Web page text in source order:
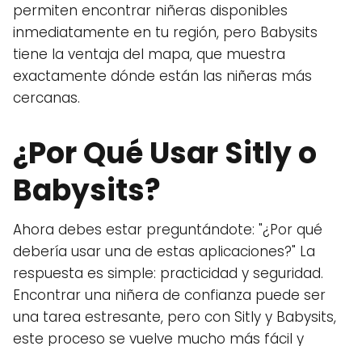
permiten encontrar niñeras disponibles
inmediatamente en tu región, pero Babysits
tiene la ventaja del mapa, que muestra
exactamente dónde están las niñeras más
cercanas.
¿Por Qué Usar Sitly o
Babysits?
Ahora debes estar preguntándote: "¿Por qué
debería usar una de estas aplicaciones?" La
respuesta es simple: practicidad y seguridad.
Encontrar una niñera de confianza puede ser
una tarea estresante, pero con Sitly y Babysits,
este proceso se vuelve mucho más fácil y